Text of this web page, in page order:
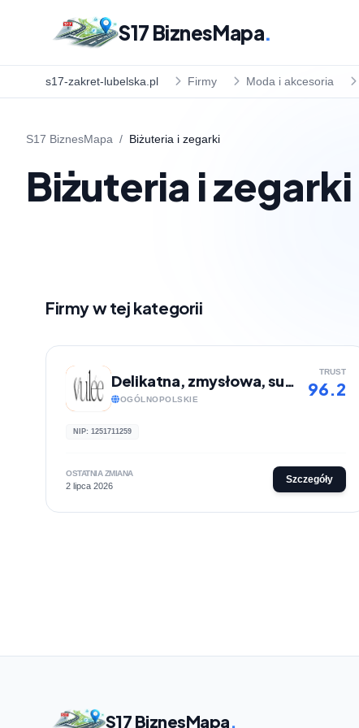
S17 BiznesMapa.
s17-zakret-lubelska.pl Firmy Moda i akcesoria
S17 BiznesMapa / Biżuteria i zegarki
Biżuteria i zegarki
Firmy w tej kategorii
Delikatna, zmysłowa, subtelna, autorska biżuteria ręcznie robiona | Vulée
OGÓLNOPOLSKIE
TRUST
96.2
NIP: 1251711259
OSTATNIA ZMIANA
2 lipca 2026
Szczegóły
S17 BiznesMapa.